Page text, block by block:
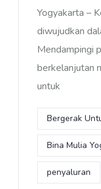
Yogyakarta –
diwujudkan
Mendampingi
berkelanjutan
untuk
Bergerak
Bina Mulia
penyaluran